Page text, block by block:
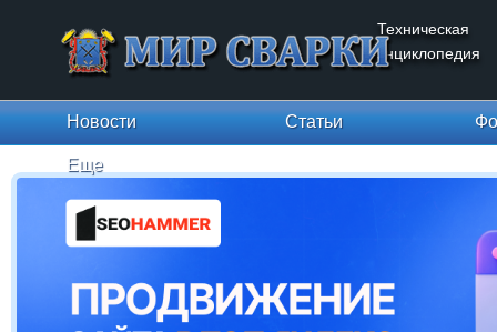
Техническая
энциклопедия
Новости Статьи
Еще